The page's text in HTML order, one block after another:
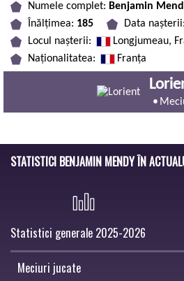
Numele complet: Benjamin
Înălțimea: 185 Data nașterii:
Locul nașterii:
Longjumeau,
Naționalitatea:
Franţa
STATISTICI BENJAMIN MENDY ÎN
Statistici generale 2025-2026
Meciuri jucate